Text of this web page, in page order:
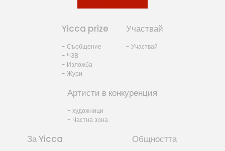
Yicca prize
- Съобщение
- ЧЗВ
- Изложба
- Жури
Участвай
- Участвай
Артисти в конкуренция
- художници
- Частна зона
За Yicca Общността